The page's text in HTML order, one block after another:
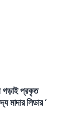
গড়াই প্রকৃত
মাদার লিডার ‘